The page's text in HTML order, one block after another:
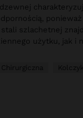
szlachetnej
użytku, jak i
Kolczyki